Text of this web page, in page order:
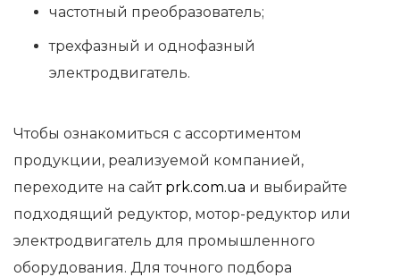
частотный преобразователь;
трехфазный и однофазный
электродвигатель.
Чтобы ознакомиться с ассортиментом
продукции, реализуемой компанией,
переходите на сайт prk.com.ua и выбирайте
подходящий редуктор, мотор-редуктор или
электродвигатель для промышленного
оборудования. Для точного подбора